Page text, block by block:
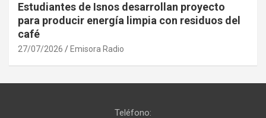
Estudiantes de Isnos desarrollan proyecto
para producir energía limpia con residuos del
café
27/07/2026 Emisora Radio
Teléfono: